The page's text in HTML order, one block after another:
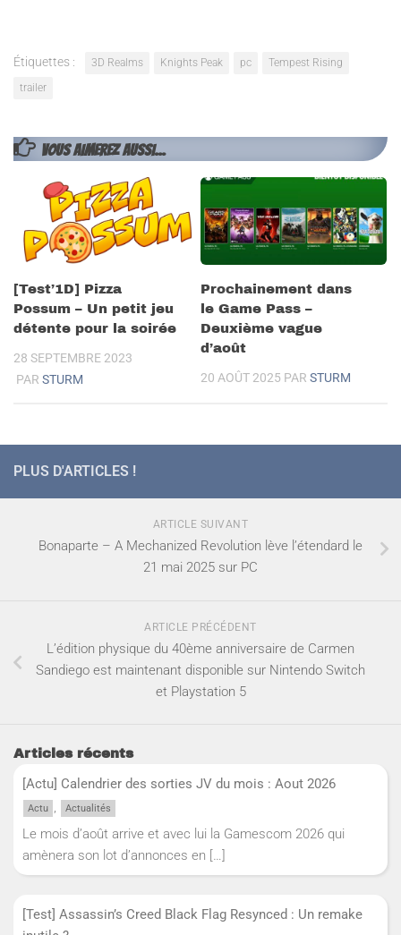
Étiquettes : 3D Realms Knights Peak pc
Tempest Rising
trailer
VOUS AIMEREZ AUSSI...
[Test’1D] Pizza
Possum – Un petit jeu
détente pour la soirée
28 SEPTEMBRE 2023
PAR STURM
Prochainement dans
le Game Pass –
Deuxième vague
d’août
20 AOÛT 2025 PAR STURM
PLUS D'ARTICLES !
ARTICLE SUIVANT
Bonaparte – A Mechanized Revolution lève l’étendard le
21 mai 2025 sur PC
ARTICLE PRÉCÉDENT
L’édition physique du 40ème anniversaire de Carmen
Sandiego est maintenant disponible sur Nintendo Switch
et Playstation 5
Articles récents
[Actu] Calendrier des sorties JV du mois : Aout 2026
Actu , Actualités
Le mois d’août arrive et avec lui la Gamescom 2026 qui
amènera son lot d’annonces en […]
[Test] Assassin’s Creed Black Flag Resynced : Un remake